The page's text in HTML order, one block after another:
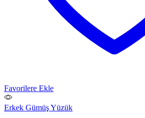
Favorilere Ekle
Erkek Gümüş Yüzük